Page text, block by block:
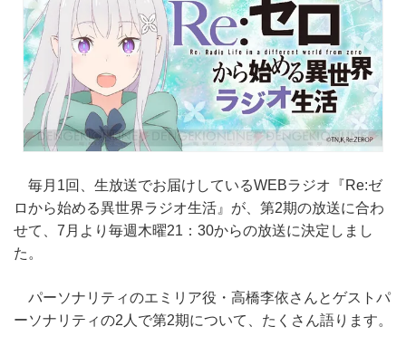
毎月1回、生放送でお届けしているWEBラジオ『Re:ゼ
ロから始める異世界ラジオ生活』が、第2期の放送に合わ
せて、7月より毎週木曜21：30からの放送に決定しまし
た。
パーソナリティのエミリア役・高橋李依さんとゲストパ
ーソナリティの2人で第2期について、たくさん語ります。